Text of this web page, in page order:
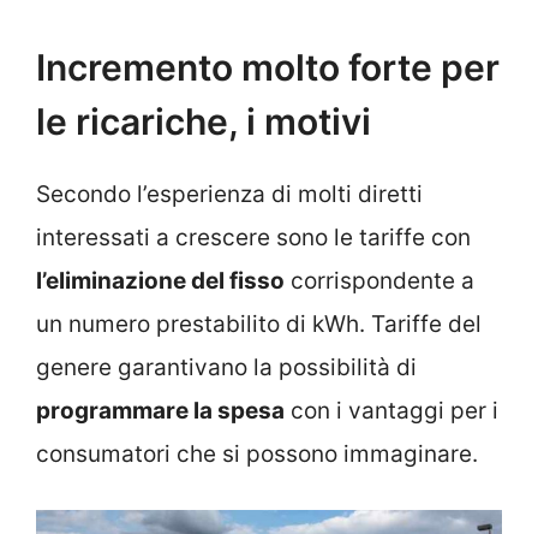
Incremento molto forte per
le ricariche, i motivi
Secondo l’esperienza di molti diretti
interessati a crescere sono le tariffe con
l’eliminazione del fisso corrispondente a
un numero prestabilito di kWh. Tariffe del
genere garantivano la possibilità di
programmare la spesa con i vantaggi per i
consumatori che si possono immaginare.